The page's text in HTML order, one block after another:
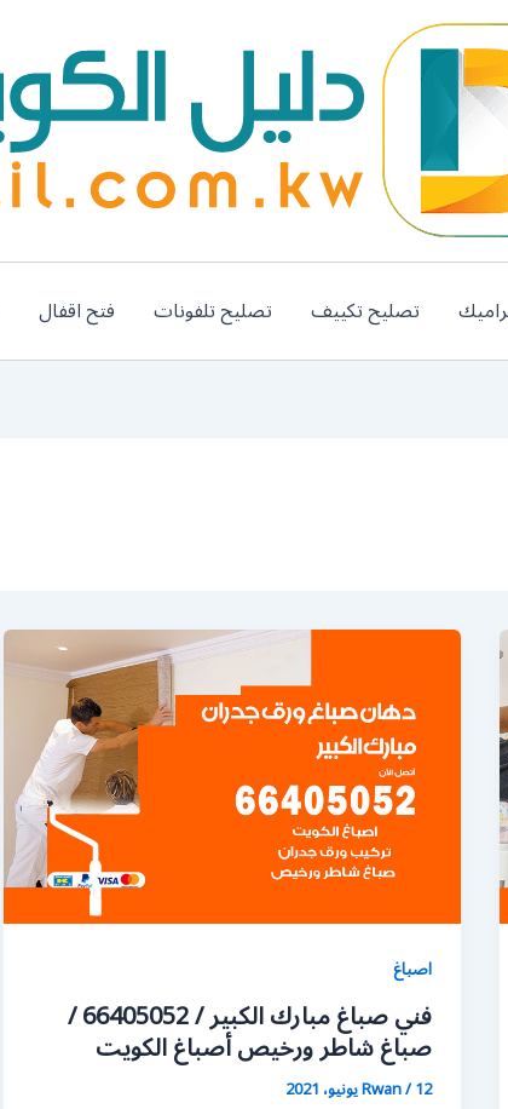
تصليح تكييف تصليح تلفونات فتح اقفال
اصباغ
فني صباغ مبارك الكبير / 66405052 /
صباغ شاطر ورخيص أصباغ الكويت
Rwan/12 يونيو، 2021